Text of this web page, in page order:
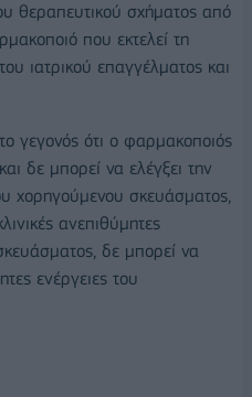
θεραπευτικού σχήματος από
που εκτελεί τη
ιατρικού επαγγέλματος και
γεγονός ότι ο φαρμακοποιός
δε μπορεί να ελέγξει την
χορηγούμενου σκευάσματος,
ανεπιθύμητες
δε μπορεί να
ενέργειες του